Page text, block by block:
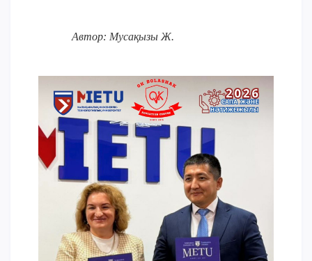
Автор: Мусақызы Ж.